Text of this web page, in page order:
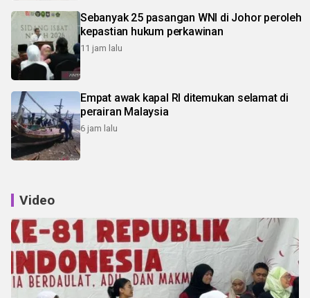
Sebanyak 25 pasangan WNI di Johor peroleh
kepastian hukum perkawinan
11 jam lalu
Empat awak kapal RI ditemukan selamat di
perairan Malaysia
6 jam lalu
Video